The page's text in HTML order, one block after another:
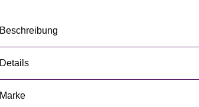
Beschreibung
Details
Marke